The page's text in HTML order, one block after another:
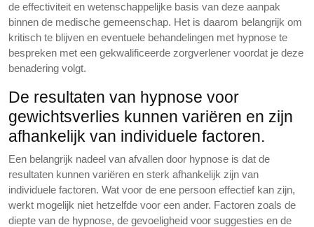
de effectiviteit en wetenschappelijke basis van deze aanpak
binnen de medische gemeenschap. Het is daarom belangrijk om
kritisch te blijven en eventuele behandelingen met hypnose te
bespreken met een gekwalificeerde zorgverlener voordat je deze
benadering volgt.
De resultaten van hypnose voor
gewichtsverlies kunnen variëren en zijn
afhankelijk van individuele factoren.
Een belangrijk nadeel van afvallen door hypnose is dat de
resultaten kunnen variëren en sterk afhankelijk zijn van
individuele factoren. Wat voor de ene persoon effectief kan zijn,
werkt mogelijk niet hetzelfde voor een ander. Factoren zoals de
diepte van de hypnose, de gevoeligheid voor suggesties en de